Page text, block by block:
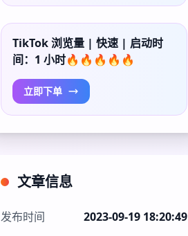
TikTok 浏览量 | 快速 | 启动时
间：1 小时🔥🔥🔥🔥🔥
立即下单
文章信息
发布时间
2023-09-19 18:20:49